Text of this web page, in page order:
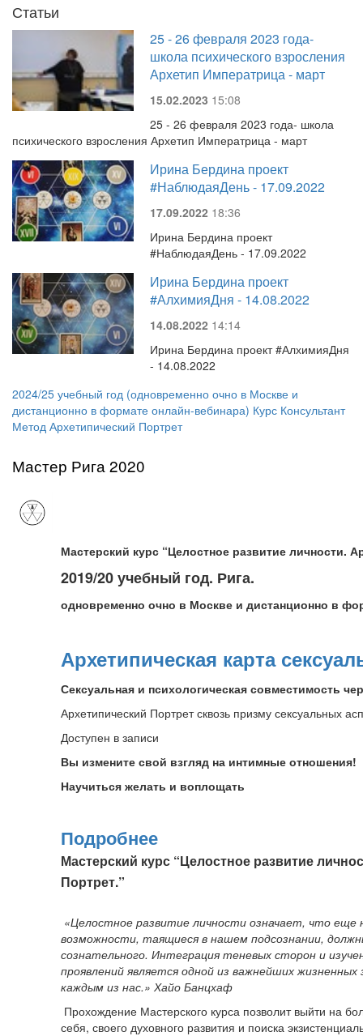
Статьи
25 - 26 февраля 2023 года-
школа психического взросления
Архетип Императрица - март
15.02.2023 15:08
25 - 26 февраля 2023 года- школа
психического взросления Архетип Императрица - март
Ирина Бердина проект
#НаблюдаяДень - 17.09.2022
17.09.2022 18:36
Ирина Бердина проект
#НаблюдаяДень - 17.09.2022
Ирина Бердина проект
#АлхимияДня - 14.08.2022
14.08.2022 14:14
Ирина Бердина проект #АлхимияДня
- 14.08.2022
2024/25 учебный год (одновременно очно в Москве и
дистанционно в формате онлайн-вебинара) Курс Консультант
Метод Архетипический Портрет
Мастер Рига 2020
Мастерский курс “Целостное развитие личности.
2019/20 учебный год. Рига.
одновременно очно в Москве и дистанционно в
Архетипическая карта
Сексуальная и психологическая совместимость
Архетипический Портрет сквозь призму сексуальных
Доступен в записи
Вы измените свой взгляд на интимные отношения!
Научиться желать и воплощать
Подробнее
Мастерский курс “Целостное развитие
Портрет.”
«Целостное развитие личности означает, что еще
возможности, таящиеся в нашем подсознании,
сознательного. Интеграция теневых сторон и
проявлений является одной из важнейших
каждым из нас.» Хайо Банцхаф
Прохождение Мастерского курса позволит выйти на
себя, своего духовного развития и поиска